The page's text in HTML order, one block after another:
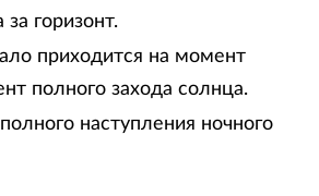
горизонт.
приходится на момент
полного захода солнца.
наступления ночного